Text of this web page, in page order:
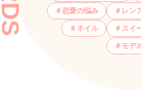
恋愛の悩み レン
ネイル スイ
モデ